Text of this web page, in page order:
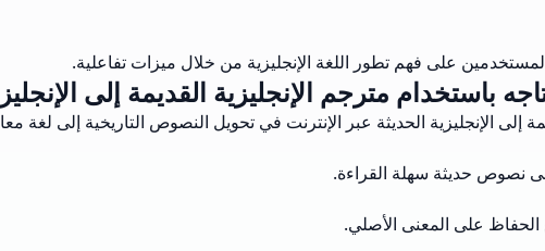
على فهم تطور اللغة الإنجليزية من خلال ميزات تفاعلية.
باستخدام مترجم الإنجليزية القديمة إلى
إلى الإنجليزية الحديثة عبر الإنترنت في تحويل النصوص التاريخية إلى
نصوص حديثة سهلة القراءة.
الحفاظ على المعنى الأصلي.